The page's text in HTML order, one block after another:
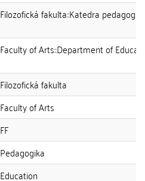
Filozofická fakulta::Katedra pedagogiky
Faculty of Arts::Department of
Filozofická fakulta
Faculty of Arts
FF
Pedagogika
Education